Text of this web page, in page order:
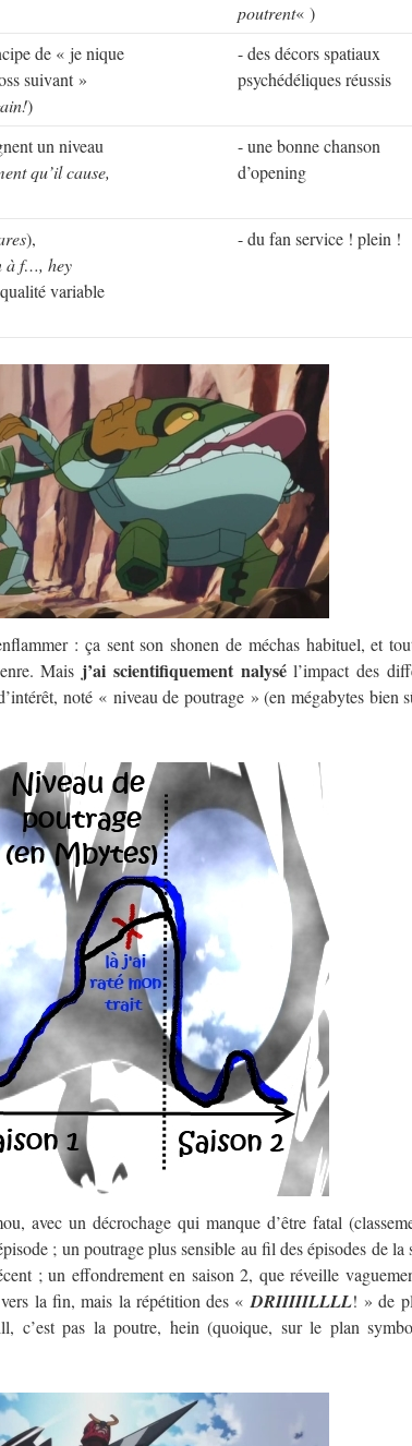
poutrent« )
de « je nique
suivant »
)
- des décors spatiaux
psychédéliques réussis
un niveau
qu’il cause,
- une bonne chanson
d’opening
),
à f…, hey
variable
- du fan service ! plein !
: ça sent son shonen de méchas habituel, et
Mais j’ai scientifiquement nalysél’impact des
noté « niveau de poutrage » (en mégabytes bien
avec un décrochage qui manque d’être fatal
; un poutrage plus sensible au fil des épisodes de la
; un effondrement en saison 2, que réveille
la fin, mais la répétition des « DRIIIIILLLL! » de
c’est pas la poutre, hein (quoique, sur le plan